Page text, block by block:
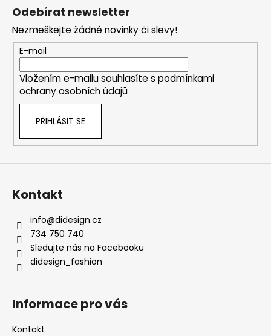
Odebírat newsletter
Nezmeškejte žádné novinky či slevy!
E-mail
Vložením e-mailu souhlasíte s podmínkami
ochrany osobních údajů
PŘIHLÁSIT SE
Kontakt
info@didesign.cz
734 750 740
Sledujte nás na Facebooku
didesign_fashion
Informace pro vás
Kontakt